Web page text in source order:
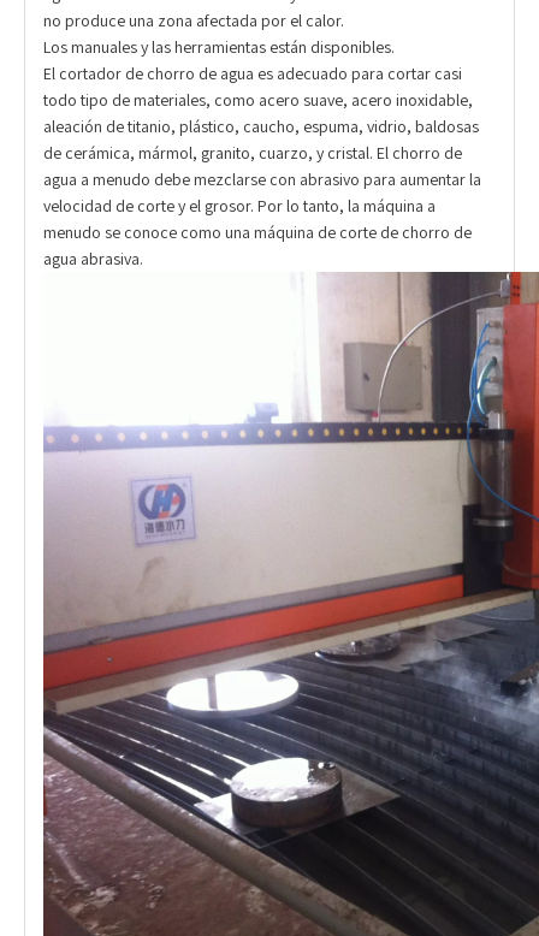
no produce una zona afectada por el calor.
Los manuales y las herramientas están disponibles.
El cortador de chorro de agua es adecuado para cortar casi
todo tipo de materiales, como acero suave, acero inoxidable,
aleación de titanio, plástico, caucho, espuma, vidrio, baldosas
de cerámica, mármol, granito, cuarzo, y cristal. El chorro de
agua a menudo debe mezclarse con abrasivo para aumentar la
velocidad de corte y el grosor. Por lo tanto, la máquina a
menudo se conoce como una máquina de corte de chorro de
agua abrasiva.